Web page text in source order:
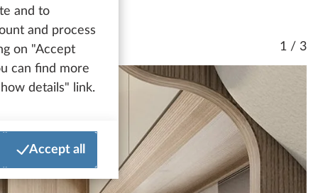
and to
and process
on "Accept
can find more
details" link.
Accept all
1 / 3